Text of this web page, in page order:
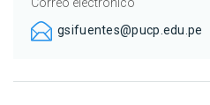
Correo electrónico
gsifuentes@pucp.edu.pe